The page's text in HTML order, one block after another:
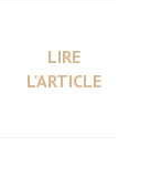
LIRE
L'ARTICLE